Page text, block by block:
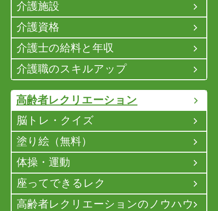
介護施設
介護資格
介護士の給料と年収
介護職のスキルアップ
高齢者レクリエーション
脳トレ・クイズ
塗り絵（無料）
体操・運動
座ってできるレク
高齢者レクリエーションのノウハウ